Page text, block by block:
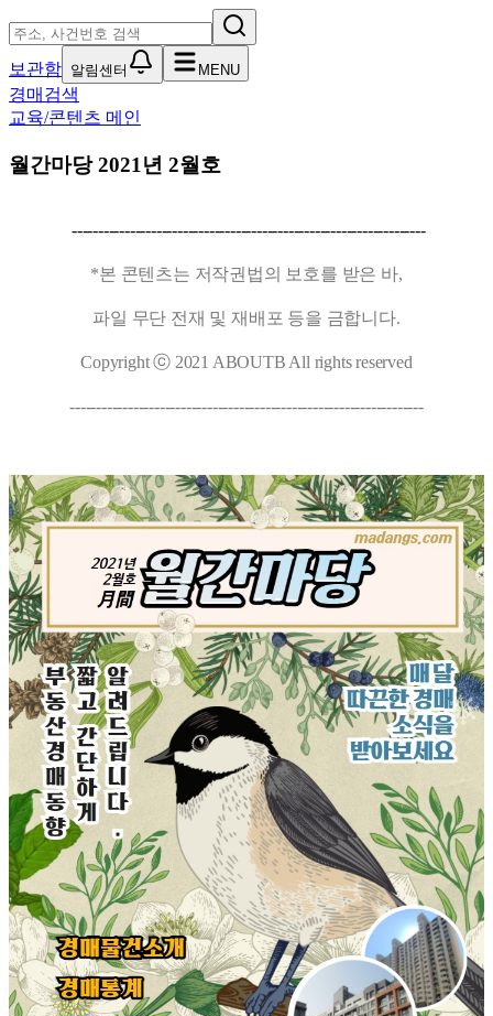
보관함 알림센터 MENU
경매검색
교육/콘텐츠 메인
월간마당 2021년 2월호
-------------------------------------------------------------------
*본 콘텐츠는 저작권법의 보호를 받은 바,
파일 무단 전재 및 재배포 등을 금합니다.
Copyright ⓒ 2021 ABOUTB All rights reserved
-------------------------------------------------------------------